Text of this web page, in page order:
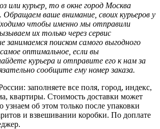
или курьер, то в окне город Москва
ваше внимание, своих курьеров у
чтобы именно мы отправили
их только через сервис
поиском самого выгодного
оптимальное, если вы
курьера и отправите его к нам за
сообщите ему номер заказа.
заполняете все поля, город, индекс,
квартиры. Стоимость доставки может
узнаем об этом только после упаковки
и взвешивании коробки. По доплате